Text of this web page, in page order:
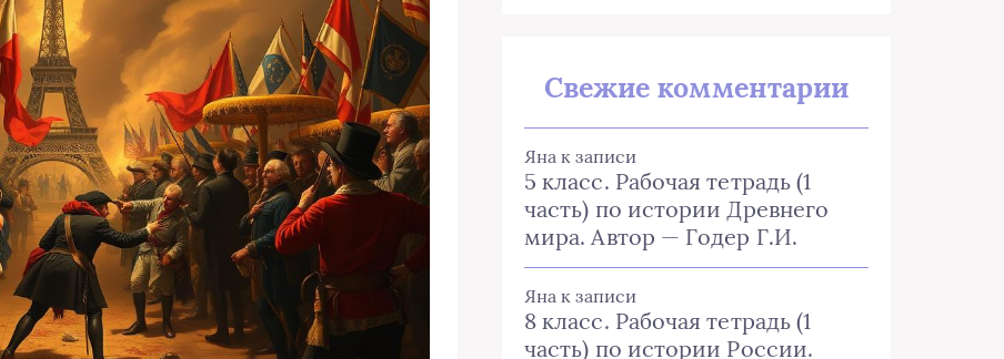
Свежие комментарии
Яна к записи
5 класс. Рабочая тетрадь (1
часть) по истории Древнего
мира. Автор — Годер Г.И.
Яна к записи
8 класс. Рабочая тетрадь (1
часть) по истории России.